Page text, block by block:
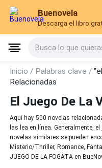
Buenovela
Descarga el libro
Busca lo que
Inicio / Palabras clave /
Relacionadas
El Juego De La
Aquí hay 500 novelas
las lea en línea. Generalmente,
novelas similares se pueden
Misterio/Thriller, Romance,
JUEGO DE LA FOGATA en